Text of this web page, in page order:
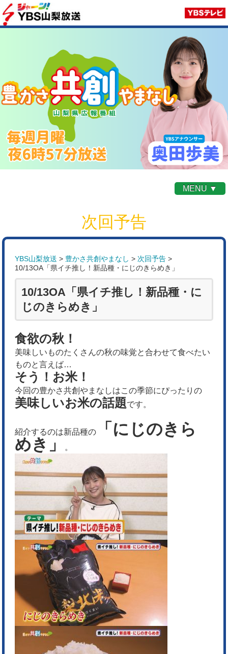
MENU ▼
次回予告
YBS山梨放送 > 豊かさ共創やまなし > 次回予告 >
10/13OA「県イチ推し！新品種・にじのきらめき」
10/13OA「県イチ推し！新品種・に
じのきらめき」
食欲の秋！
美味しいものたくさんの秋の味覚と合わせて食べたい
ものと言えば…
そう！お米！
今回の豊かさ共創やまなしはこの季節にぴったりの
美味しいお米の話題です。
紹介するのは新品種の
「にじのきら
めき」
。